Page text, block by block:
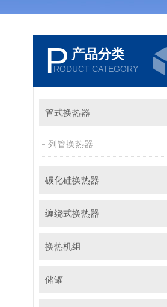
P 产品分类
RODUCT CATEGORY
管式换热器
列管换热器
碳化硅换热器
缠绕式换热器
换热机组
储罐